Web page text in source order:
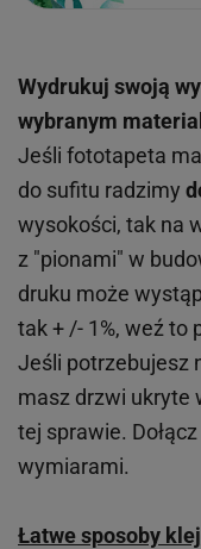
Wydrukuj swoją
wybranym
Jeśli fototapeta
do sufitu radzimy
wysokości, tak na
z "pionami" w
druku może
tak + /- 1%, weź to
Jeśli potrzebujesz
masz drzwi ukryte
tej sprawie.
wymiarami.
Łatwe sposoby